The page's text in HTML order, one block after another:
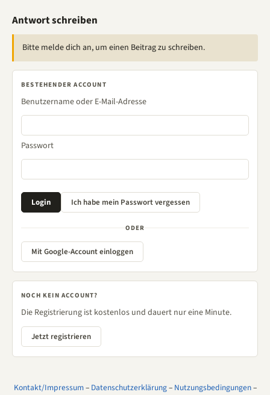
Antwort schreiben
Bitte melde dich an, um einen Beitrag zu schreiben.
BESTEHENDER ACCOUNT
Benutzername oder E-Mail-Adresse
Passwort
ODER
Mit Google-Account einloggen
NOCH KEIN ACCOUNT?
Die Registrierung ist kostenlos und dauert nur eine Minute.
Jetzt registrieren
Kontakt/Impressum– Datenschutzerklärung– Nutzungsbedingungen–